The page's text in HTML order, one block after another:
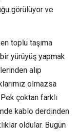
görülüyor ve
toplu taşıma
bir yürüyüş yapmak
alıp
olmazsa
çoktan farklı
kablo derdinden
oldular. Bugün